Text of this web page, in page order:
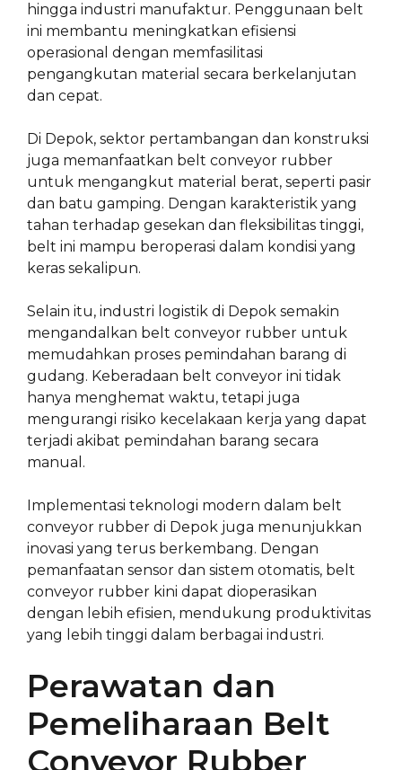
hingga industri manufaktur. Penggunaan belt
ini membantu meningkatkan efisiensi
operasional dengan memfasilitasi
pengangkutan material secara berkelanjutan
dan cepat.
Di Depok, sektor pertambangan dan konstruksi
juga memanfaatkan belt conveyor rubber
untuk mengangkut material berat, seperti pasir
dan batu gamping. Dengan karakteristik yang
tahan terhadap gesekan dan fleksibilitas tinggi,
belt ini mampu beroperasi dalam kondisi yang
keras sekalipun.
Selain itu, industri logistik di Depok semakin
mengandalkan belt conveyor rubber untuk
memudahkan proses pemindahan barang di
gudang. Keberadaan belt conveyor ini tidak
hanya menghemat waktu, tetapi juga
mengurangi risiko kecelakaan kerja yang dapat
terjadi akibat pemindahan barang secara
manual.
Implementasi teknologi modern dalam belt
conveyor rubber di Depok juga menunjukkan
inovasi yang terus berkembang. Dengan
pemanfaatan sensor dan sistem otomatis, belt
conveyor rubber kini dapat dioperasikan
dengan lebih efisien, mendukung produktivitas
yang lebih tinggi dalam berbagai industri.
Perawatan dan
Pemeliharaan Belt
Conveyor Rubber